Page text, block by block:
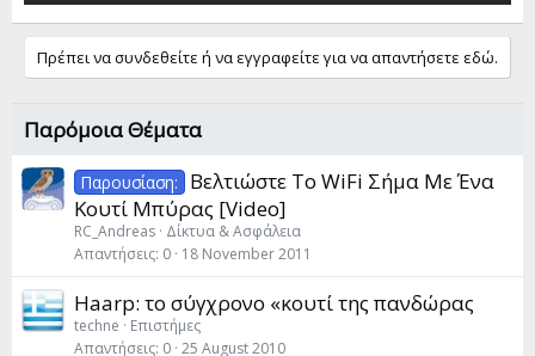
Πρέπει να συνδεθείτε ή να εγγραφείτε για να απαντήσετε εδώ.
Παρόμοια Θέματα
Παρουσίαση:
Βελτιώστε Το WiFi Σήμα Με Ένα
Κουτί Μπύρας [Video]
RC_Andreas Δίκτυα & Ασφάλεια
Απαντήσεις 0 18 November 2011
Haarp: το σύγχρονο «κουτί της πανδώρας
techne
Επιστήμες
Απαντήσεις 0 25 August 2010